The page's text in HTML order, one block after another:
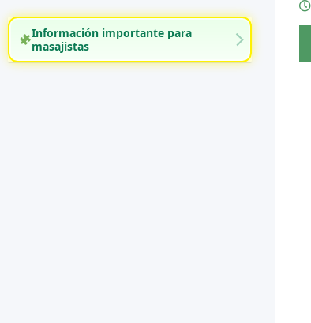
Información importante para
masajistas